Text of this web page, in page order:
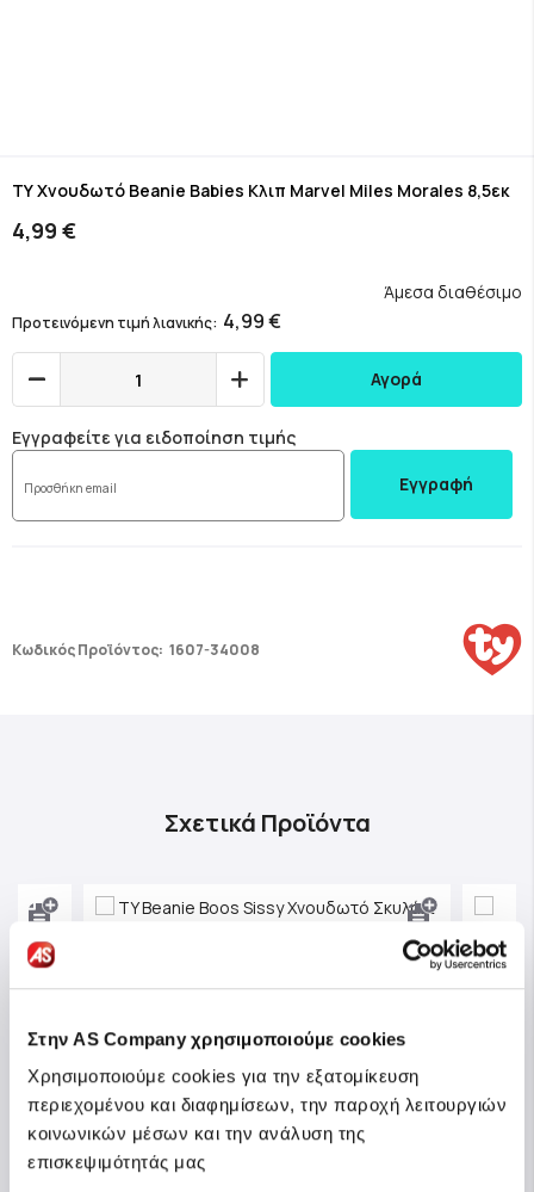
Στην AS Company χρησιμοποιούμε cookies
Χρησιμοποιούμε cookies για την εξατομίκευση
περιεχομένου και διαφημίσεων, την παροχή λειτουργιών
κοινωνικών μέσων και την ανάλυση της
επισκεψιμότητάς μας
to
beginning
gallery
ΤΥ Χνουδωτό Beanie Babies Κλιπ Marvel Miles Morales 8,5εκ
4,99 €
Προτεινόμενη τιμή λιανικής 4,99 €
Άμεσα διαθέσιμο
Αγορά
Εγγραφείτε για ειδοποίηση τιμής
Εγγραφή
Κωδικός Προϊόντος: 1607-34008
Σχετικά Προϊόντα